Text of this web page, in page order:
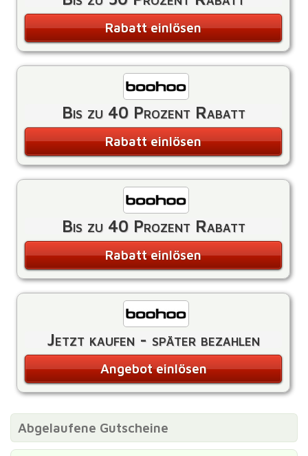
Rabatt einlösen
Bis zu 40 Prozent Rabatt
Rabatt einlösen
Bis zu 40 Prozent Rabatt
Rabatt einlösen
Jetzt kaufen - später bezahlen
Angebot einlösen
Abgelaufene Gutscheine